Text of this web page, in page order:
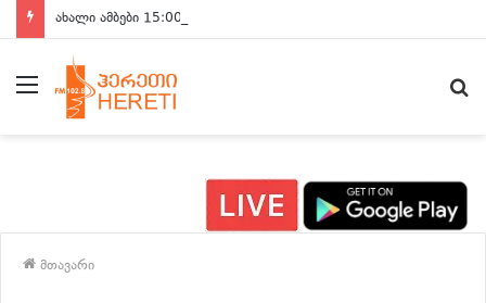
ახალი ამბები 15:00 საათზე
მენიუ
მთავარი